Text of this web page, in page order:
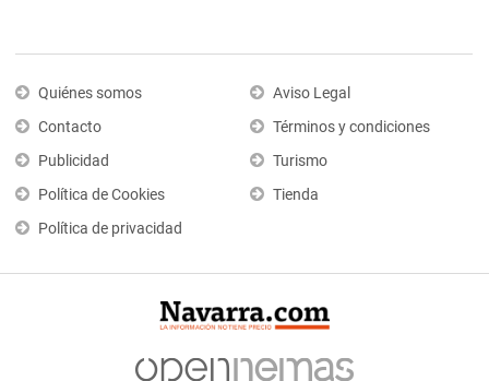
Quiénes somos
Contacto
Publicidad
Política de Cookies
Política de privacidad
Aviso Legal
Términos y condiciones
Turismo
Tienda